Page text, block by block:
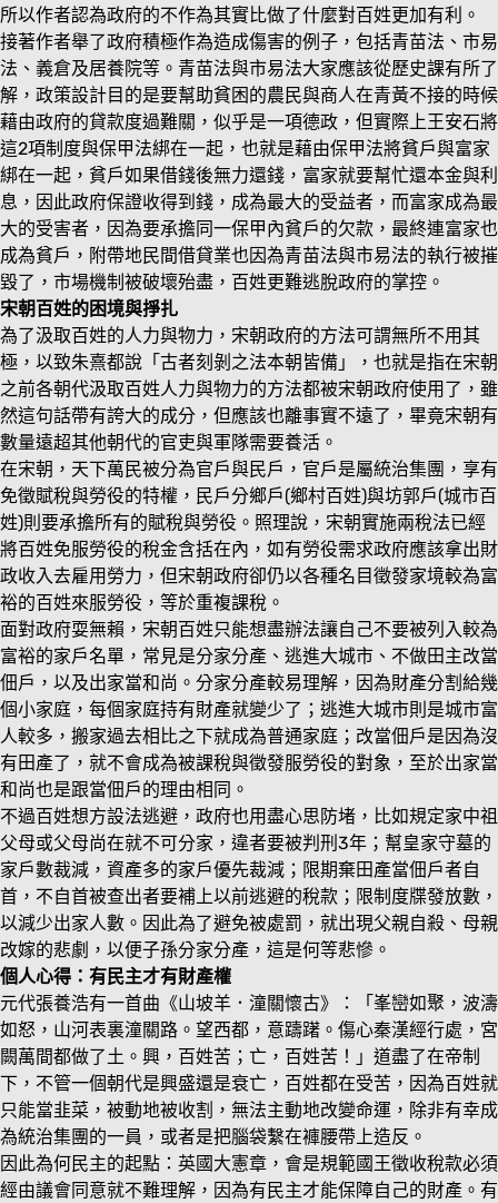
所以作者認為政府的不作為其實比做了什麼對百姓更加有利。
接著作者舉了政府積極作為造成傷害的例子，包括青苗法、市易
法、義倉及居養院等。青苗法與市易法大家應該從歷史課有所了
解，政策設計目的是要幫助貧困的農民與商人在青黃不接的時候
藉由政府的貸款度過難關，似乎是一項德政，但實際上王安石將
這2項制度與保甲法綁在一起，也就是藉由保甲法將貧戶與富家
綁在一起，貧戶如果借錢後無力還錢，富家就要幫忙還本金與利
息，因此政府保證收得到錢，成為最大的受益者，而富家成為最
大的受害者，因為要承擔同一保甲內貧戶的欠款，最終連富家也
成為貧戶，附帶地民間借貸業也因為青苗法與市易法的執行被摧
毀了，市場機制被破壞殆盡，百姓更難逃脫政府的掌控。
宋朝百姓的困境與掙扎
為了汲取百姓的人力與物力，宋朝政府的方法可謂無所不用其
極，以致朱熹都說「古者刻剝之法本朝皆備」，也就是指在宋朝
之前各朝代汲取百姓人力與物力的方法都被宋朝政府使用了，雖
然這句話帶有誇大的成分，但應該也離事實不遠了，畢竟宋朝有
數量遠超其他朝代的官吏與軍隊需要養活。
在宋朝，天下萬民被分為官戶與民戶，官戶是屬統治集團，享有
免徵賦稅與勞役的特權，民戶分鄉戶(鄉村百姓)與坊郭戶(城市百
姓)則要承擔所有的賦稅與勞役。照理說，宋朝實施兩稅法已經
將百姓免服勞役的稅金含括在內，如有勞役需求政府應該拿出財
政收入去雇用勞力，但宋朝政府卻仍以各種名目徵發家境較為富
裕的百姓來服勞役，等於重複課稅。
面對政府耍無賴，宋朝百姓只能想盡辦法讓自己不要被列入較為
富裕的家戶名單，常見是分家分產、逃進大城市、不做田主改當
佃戶，以及出家當和尚。分家分產較易理解，因為財產分割給幾
個小家庭，每個家庭持有財產就變少了；逃進大城市則是城市富
人較多，搬家過去相比之下就成為普通家庭；改當佃戶是因為沒
有田產了，就不會成為被課稅與徵發服勞役的對象，至於出家當
和尚也是跟當佃戶的理由相同。
不過百姓想方設法逃避，政府也用盡心思防堵，比如規定家中祖
父母或父母尚在就不可分家，違者要被判刑3年；幫皇家守墓的
家戶數裁減，資產多的家戶優先裁減；限期棄田產當佃戶者自
首，不自首被查出者要補上以前逃避的稅款；限制度牒發放數，
以減少出家人數。因此為了避免被處罰，就出現父親自殺、母親
改嫁的悲劇，以便子孫分家分產，這是何等悲慘。
個人心得：有民主才有財產權
元代張養浩有一首曲《山坡羊．潼關懷古》：「峯巒如聚，波濤
如怒，山河表裏潼關路。望西都，意躊躇。傷心秦漢經行處，宮
闕萬間都做了土。興，百姓苦；亡，百姓苦！」道盡了在帝制
下，不管一個朝代是興盛還是衰亡，百姓都在受苦，因為百姓就
只能當韭菜，被動地被收割，無法主動地改變命運，除非有幸成
為統治集團的一員，或者是把腦袋繫在褲腰帶上造反。
因此為何民主的起點：英國大憲章，會是規範國王徵收稅款必須
經由議會同意就不難理解，因為有民主才能保障自己的財產。有